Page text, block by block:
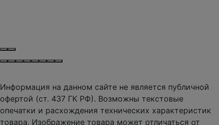
Информация на данном сайте не является публичной
офертой (ст. 437 ГК РФ). Возможны текстовые
опечатки и расхождения технических характеристик
товара. Изображение товара может отличаться от